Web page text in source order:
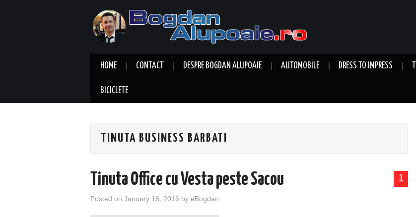
HOME CONTACT DESPRE BOGDAN ALUPOAIE AUTOMOBILE DRESS TO IMPRESS
BICICLETE
TINUTA BUSINESS BARBATI
1
Tinuta Office cu Vesta peste Sacou
Posted on January 16, 2016 by eBogdan